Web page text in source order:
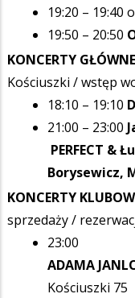
19:20 – 19:40
19:50 – 20:50
KONCERTY GŁÓWNE
Kościuszki / wstęp
18:10 – 19:10
21:00 – 23:00
PERFECT &
Borysewicz,
KONCERTY
sprzedaży /
23:00
ADAMA
Kościuszki 75